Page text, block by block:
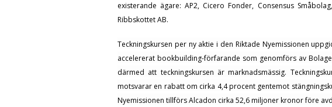
existerande ägare: AP2, Cicero Fonder, Consensus
Ribbskottet AB.
Teckningskursen per ny aktie i den Riktade Nyemissionen
accelererat bookbuilding-förfarande som genomförs av
därmed att teckningskursen är marknadsmässig.
motsvarar en rabatt om cirka 4,4procent gentemot
Nyemissionen tillförs Alcadon cirka 52,6miljoner kronor före